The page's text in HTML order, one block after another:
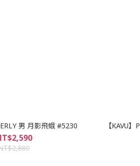
【KAVU】WESTERLY 男 月影飛蛾 #5230 【KAVU